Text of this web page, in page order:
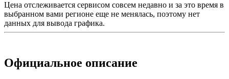
Цена отслеживается сервисом совсем недавно и за это время в
выбранном вами регионе еще не менялась, поэтому нет
данных для вывода графика.
Официальное описание